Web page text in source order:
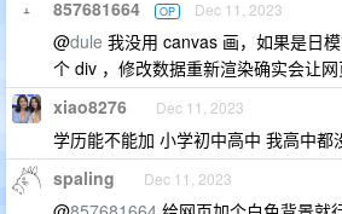
857681664 OP Dec 11, 2023
@dule 我没用 canvas 画，如果是日
个 div ，修改数据重新渲染确实会让网
xiao8276 Dec 11, 2023
学历能不能加 小学初中高中 我高中都
spaling Dec 11, 2023